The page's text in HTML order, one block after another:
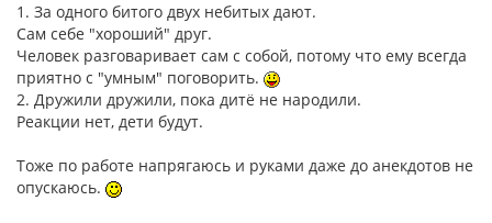
1. За одного битого двух небитых дают.
Сам себе "хороший" друг.
Человек разговаривает сам с собой, потому что ему всегда
приятно с "умным" поговорить.
2. Дружили дружили, пока дитё не народили.
Реакции нет, дети будут.
Тоже по работе напрягаюсь и руками даже до анекдотов не
опускаюсь.